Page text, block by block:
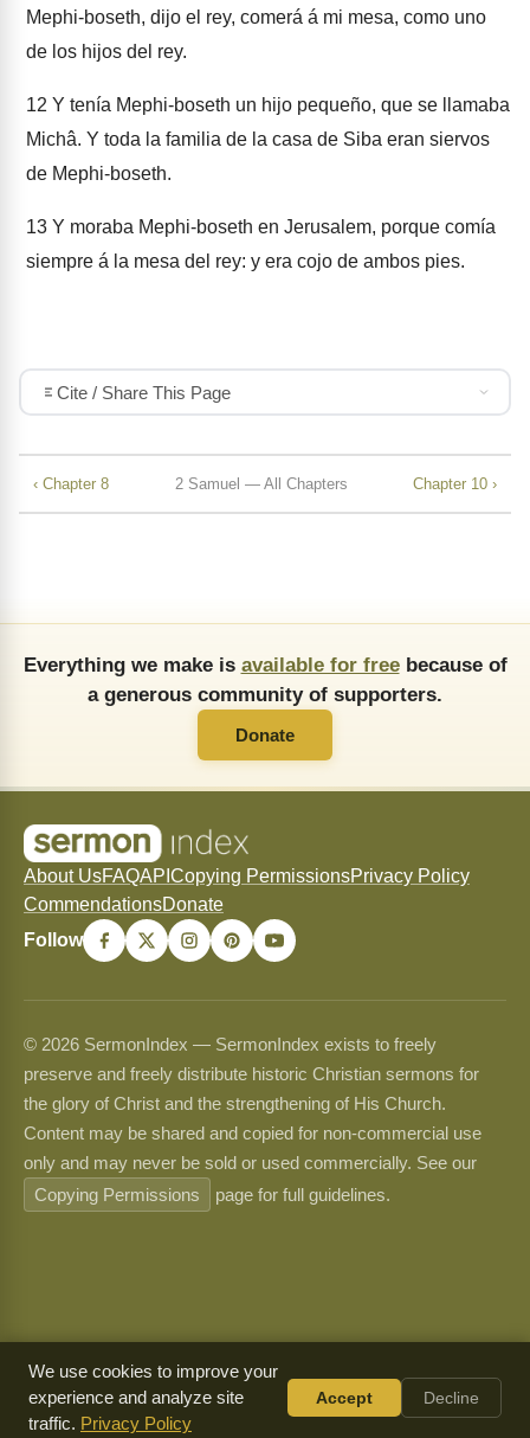
Mephi-boseth, dijo el rey, comerá á mi mesa, como uno
de los hijos del rey.
12 Y tenía Mephi-boseth un hijo pequeño, que se llamaba
Michâ. Y toda la familia de la casa de Siba eran siervos
de Mephi-boseth.
13 Y moraba Mephi-boseth en Jerusalem, porque comía
siempre á la mesa del rey: y era cojo de ambos pies.
Cite / Share This Page
‹ Chapter 8 2 Samuel — All Chapters Chapter 10 ›
Everything we make is available for freebecause of
a generous community of supporters.
Donate
About UsFAQAPI Copying PermissionsPrivacy Policy
CommendationsDonate
Follow
© 2026 SermonIndex — SermonIndex exists to freely
preserve and freely distribute historic Christian sermons for
the glory of Christ and the strengthening of His Church.
Content may be shared and copied for non-commercial use
only and may never be sold or used commercially. See our
Copying Permissions
page for full guidelines.
We use cookies to improve your
experience and analyze site
traffic. Privacy Policy
Accept Decline